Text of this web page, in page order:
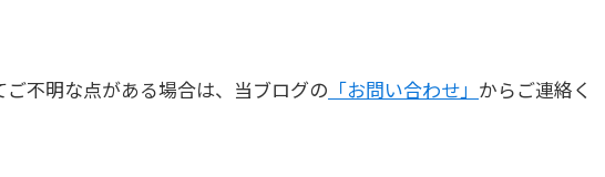
不明な点がある場合は、当ブログの 「お問い合わせ」 からご連絡く